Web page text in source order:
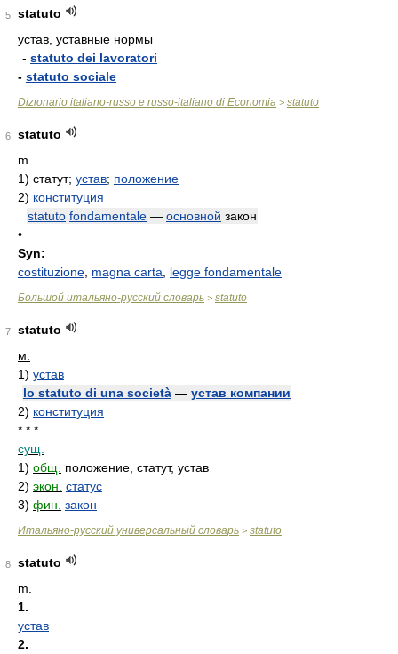
5
statuto
устав, уставные нормы
- statuto dei lavoratori
- statuto sociale
Dizionario italiano-russo e russo-italiano di Economia > statuto
6
statuto
m
1) статут; устав; положение
2) конституция
statuto fondamentale — основной закон
•
Syn:
costituzione magna carta legge fondamentale
Большой итальяно-русский словарь > statuto
7
statuto
м.
1) устав
lo statuto di una società — устав компании
2) конституция
* * *
сущ.
1) общ.
положение, статут, устав
2) экон. статус
3) фин. закон
Итальяно-русский универсальный словарь > statuto
8
statuto
m.
1.
устав
2.